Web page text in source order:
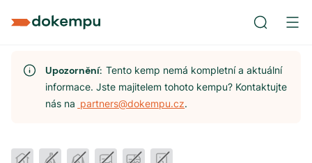
Upozornění:Tento kemp nemá kompletní a aktuální
informace. Jste majitelem tohoto kempu? Kontaktujte
nás na partners@dokempu.cz.